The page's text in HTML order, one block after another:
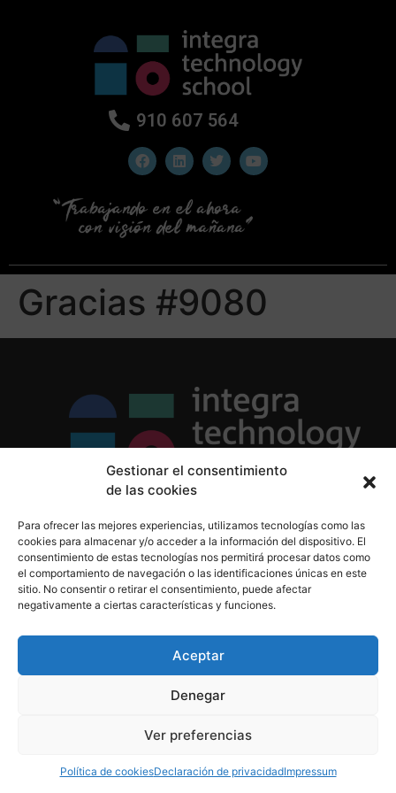
Gestionar el consentimiento
de las cookies
Para ofrecer las mejores experiencias, utilizamos tecnologías como las
cookies para almacenar y/o acceder a la información del dispositivo. El
consentimiento de estas tecnologías nos permitirá procesar datos como
el comportamiento de navegación o las identificaciones únicas en este
sitio. No consentir o retirar el consentimiento, puede afectar
negativamente a ciertas características y funciones.
Aceptar
Denegar
Ver preferencias
Política de cookiesDeclaración de privacidadImpressum
910 607 564
Gracias #9080
Política de Cookies
Aviso Legal
910 607 564
derechos reservados